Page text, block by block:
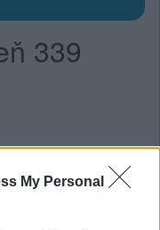
My Personal
339